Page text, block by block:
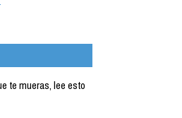
te mueras, lee esto